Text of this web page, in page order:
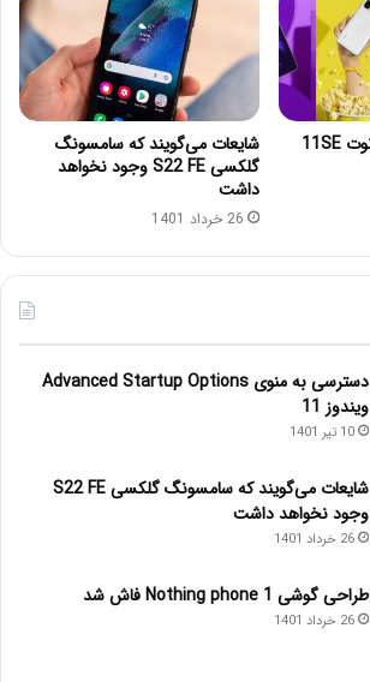
قیمت شیائومی ردمی نوت 11SE
شایعات می‌گویند که سامسونگ
گلکسی S22 FE وجود نخواهد
داشت
26 خرداد 1401
دسترسی به منوی Advanced Startup Options
ویندوز 11
10 تیر 1401
شایعات می‌گویند که سامسونگ گلکسی S22 FE
وجود نخواهد داشت
26 خرداد 1401
طراحی گوشی Nothing phone 1 فاش شد
26 خرداد 1401